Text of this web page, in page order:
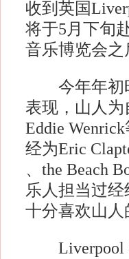
收到英国
将于5月下旬
音乐博览会之
今年年初时
表现，山人
Eddie
经为Eric
、the Beach
乐人担当过经
十分喜欢山
Liverpool